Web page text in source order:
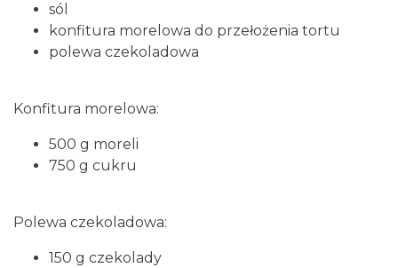
sól
konfitura morelowa do przełożenia tortu
polewa czekoladowa
Konfitura morelowa:
500 g moreli
750 g cukru
Polewa czekoladowa:
150 g czekolady